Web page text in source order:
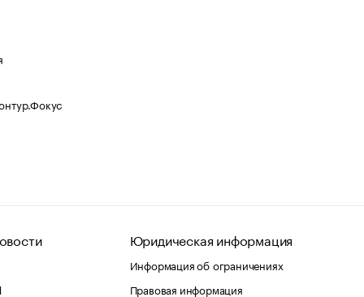
Юридическая информация
Информация об ограничениях
Правовая информация